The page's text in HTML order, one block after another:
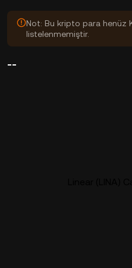
Not: Bu kripto para henüz
listelenmemiştir.
--